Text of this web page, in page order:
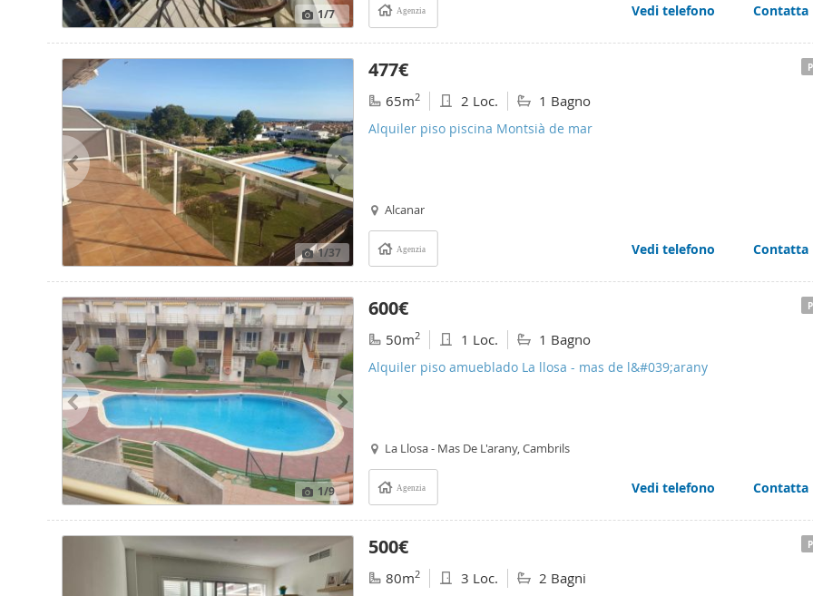
1/7 Agenzia Vedi telefono Contatta
1/37
477€
65m2 2 Loc. 1 Bagno
Alquiler piso piscina Montsià de mar
Alcanar
Agenzia Vedi telefono Contatta
1/9
600€
50m2 1 Loc. 1 Bagno
Alquiler piso amueblado La llosa - mas de l&#039;arany
La Llosa - Mas De L'arany, Cambrils
Agenzia Vedi telefono Contatta
500€
80m2 3 Loc. 2 Bagni